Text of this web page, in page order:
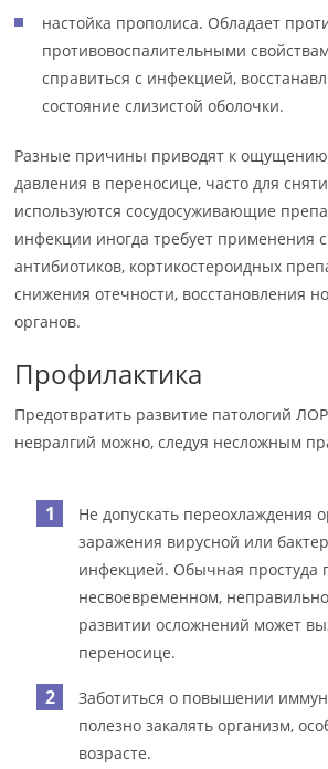
настойка прополиса. Обладает
противовоспалительными
справиться с инфекцией,
состояние слизистой оболочки.
Разные причины приводят к
давления в переносице, часто для
используются сосудосуживающие
инфекции иногда требует применения
антибиотиков, кортикостероидных
снижения отечности, восстановления
органов.
Профилактика
Предотвратить развитие патологий
невралгий можно, следуя несложным
Не допускать переохлаждения
заражения вирусной или
инфекцией. Обычная простуда
несвоевременном,
развитии осложнений может
переносице.
Заботиться о повышении
полезно закалять организм,
возрасте.